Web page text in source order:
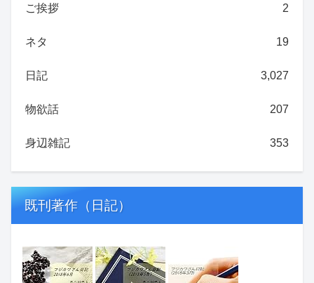
ご挨拶 2
ネタ 19
日記 3,027
物欲話 207
身辺雑記 353
既刊著作（日記）